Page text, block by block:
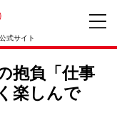
式サイト
抱負「仕事
楽しんで